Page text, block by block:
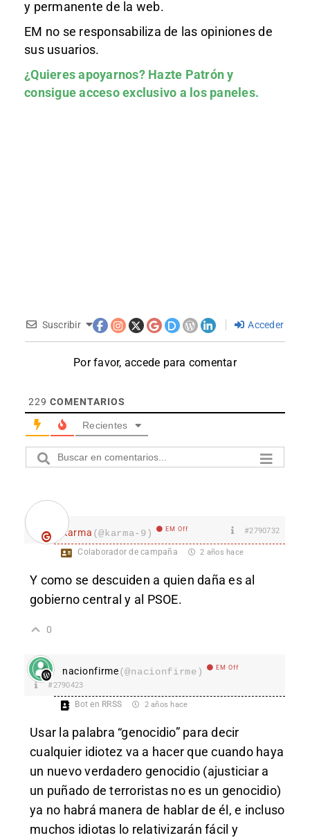
y permanente de la web.
EM no se responsabiliza de las opiniones de
sus usuarios.
¿Quieres apoyarnos? Hazte Patróny
consigue acceso exclusivo a los paneles.
Suscribir Acceder
Por favor, accede para comentar
229 COMENTARIOS
Recientes
karma (@karma-9) EM Off #2790732
Colaborador de campaña 2 años hace
Y como se descuiden a quien daña es al
gobierno central y al PSOE.
0
nacionfirme(@nacionfirme) EM Off
#2790423
Bot en RRSS 2 años hace
Usar la palabra “genocidio” para decir
cualquier idiotez va a hacer que cuando haya
un nuevo verdadero genocidio (ajusticiar a
un puñado de terroristas no es un genocidio)
ya no habrá manera de hablar de él, e incluso
muchos idiotas lo relativizarán fácil y